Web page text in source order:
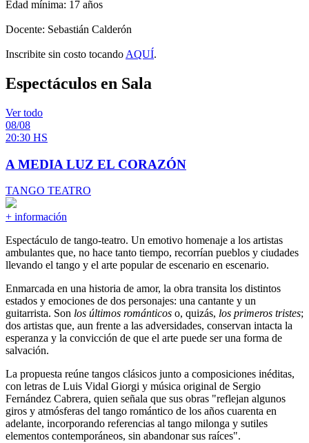
Edad mínima: 17 años
Docente: Sebastián Calderón
Inscribite sin costo tocando AQUÍ.
Espectáculos en Sala
Ver todo
08/08
20:30 HS
A MEDIA LUZ EL CORAZÓN
TANGO TEATRO
+ información
Espectáculo de tango-teatro. Un emotivo homenaje a los artistas
ambulantes que, no hace tanto tiempo, recorrían pueblos y ciudades
llevando el tango y el arte popular de escenario en escenario.
Enmarcada en una historia de amor, la obra transita los distintos
estados y emociones de dos personajes: una cantante y un
guitarrista. Son los últimos románticos o, quizás, los primeros tristes;
dos artistas que, aun frente a las adversidades, conservan intacta la
esperanza y la convicción de que el arte puede ser una forma de
salvación.
La propuesta reúne tangos clásicos junto a composiciones inéditas,
con letras de Luis Vidal Giorgi y música original de Sergio
Fernández Cabrera, quien señala que sus obras "reflejan algunos
giros y atmósferas del tango romántico de los años cuarenta en
adelante, incorporando referencias al tango milonga y sutiles
elementos contemporáneos, sin abandonar sus raíces".